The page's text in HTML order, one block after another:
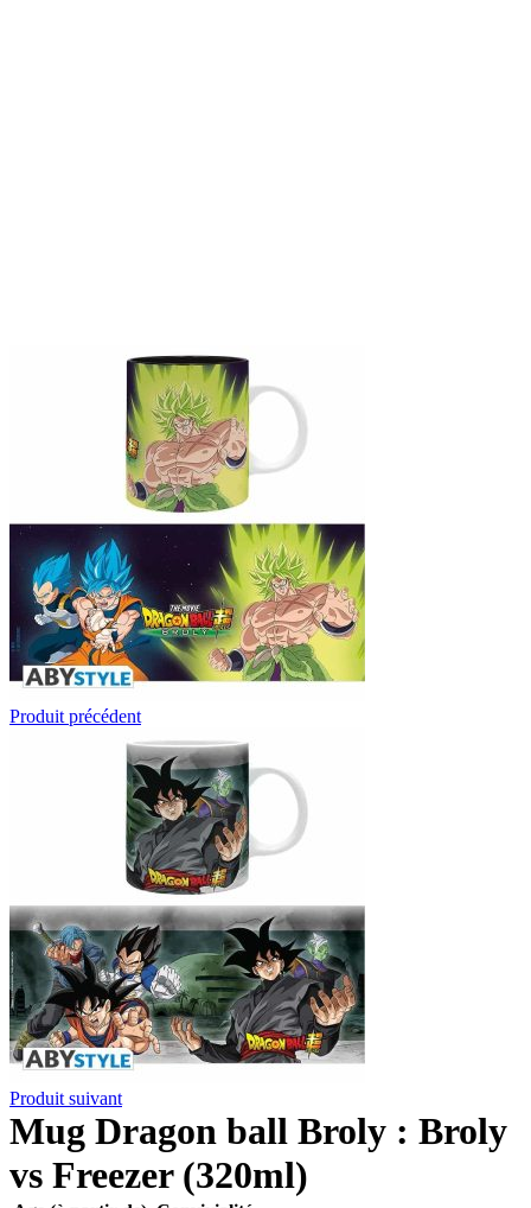
Produit précédent
Produit suivant
Mug Dragon ball Broly : Broly
vs Freezer (320ml)